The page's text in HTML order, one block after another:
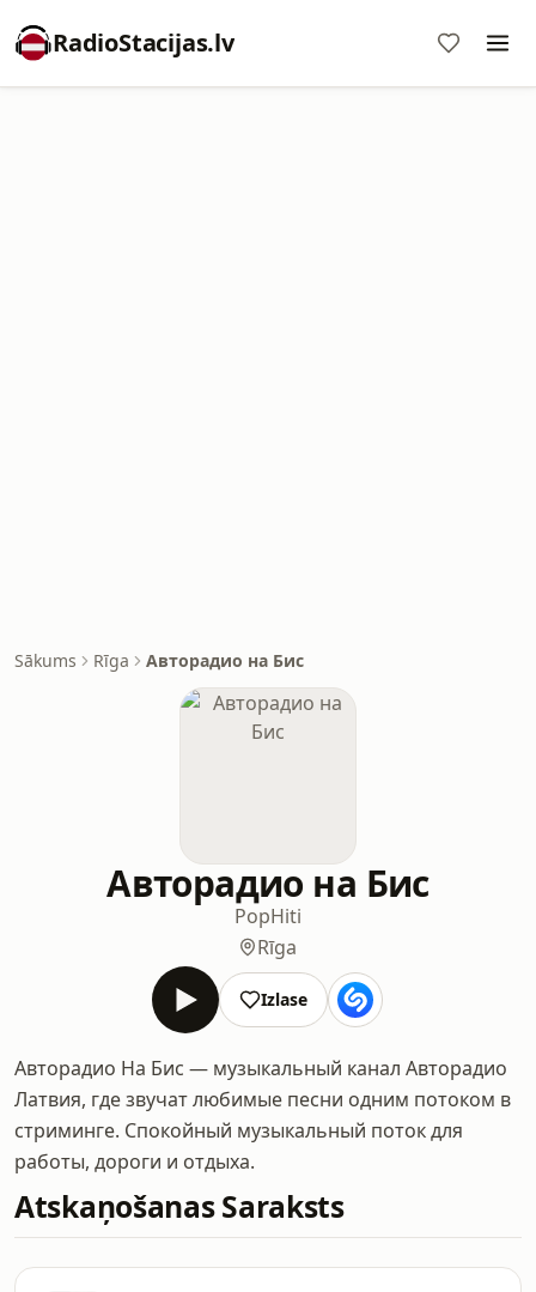
RadioStacijas.lv
Sākums Rīga Авторадио на Бис
Авторадио на Бис
PopHiti
Rīga
Izlase
Авторадио На Бис — музыкальный канал Авторадио
Латвия, где звучат любимые песни одним потоком в
стриминге. Спокойный музыкальный поток для
работы, дороги и отдыха.
Atskaņošanas Saraksts